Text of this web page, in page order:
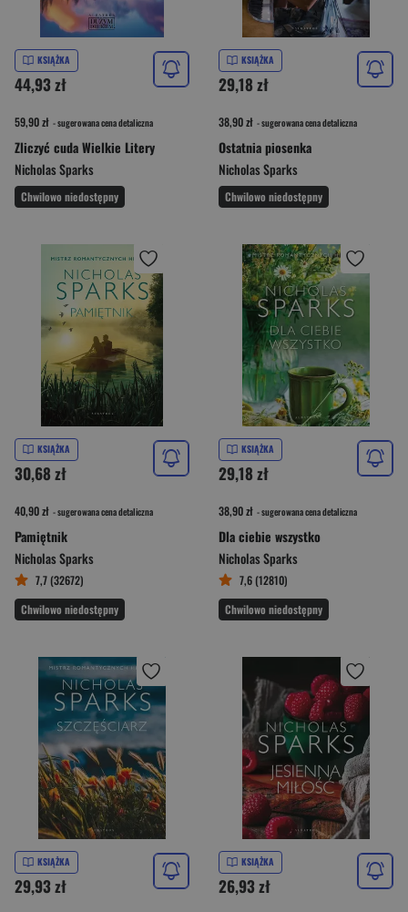
KSIĄŻKA
44,93 zł
59,90 zł - sugerowana cena detaliczna
Zliczyć cuda Wielkie Litery
Nicholas Sparks
Chwilowo niedostępny
KSIĄŻKA
29,18 zł
38,90 zł - sugerowana cena detaliczna
Ostatnia piosenka
Nicholas Sparks
Chwilowo niedostępny
KSIĄŻKA
30,68 zł
40,90 zł - sugerowana cena detaliczna
Pamiętnik
Nicholas Sparks
7,7 (32672)
Chwilowo niedostępny
KSIĄŻKA
29,18 zł
38,90 zł - sugerowana cena detaliczna
Dla ciebie wszystko
Nicholas Sparks
7,6 (12810)
Chwilowo niedostępny
KSIĄŻKA
29,93 zł
KSIĄŻKA
26,93 zł